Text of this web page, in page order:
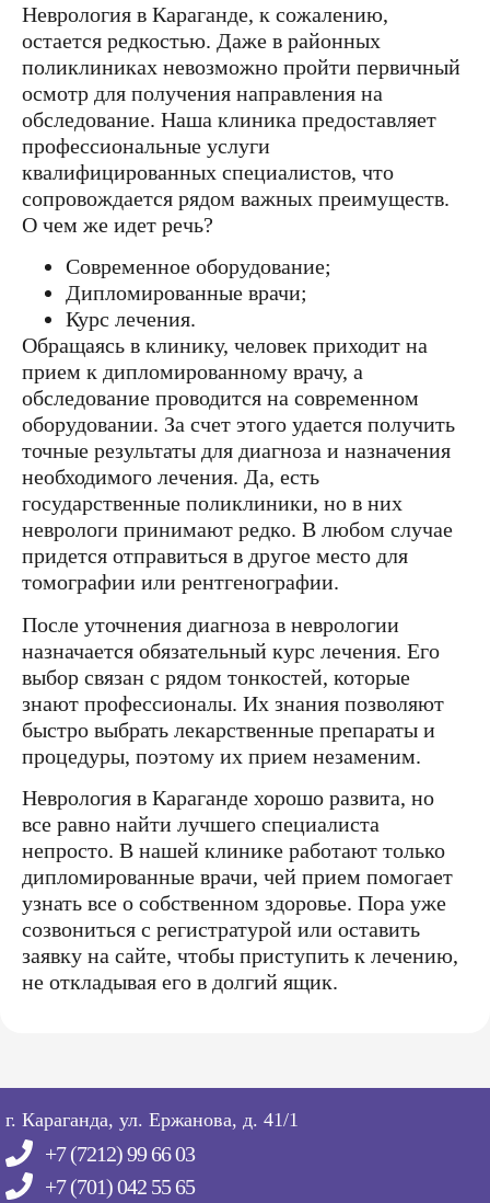
Неврология в Караганде, к сожалению,
остается редкостью. Даже в районных
поликлиниках невозможно пройти первичный
осмотр для получения направления на
обследование. Наша клиника предоставляет
профессиональные услуги
квалифицированных специалистов, что
сопровождается рядом важных преимуществ.
О чем же идет речь?
Современное оборудование;
Дипломированные врачи;
Курс лечения.
Обращаясь в клинику, человек приходит на
прием к дипломированному врачу, а
обследование проводится на современном
оборудовании. За счет этого удается получить
точные результаты для диагноза и назначения
необходимого лечения. Да, есть
государственные поликлиники, но в них
неврологи принимают редко. В любом случае
придется отправиться в другое место для
томографии или рентгенографии.
После уточнения диагноза в неврологии
назначается обязательный курс лечения. Его
выбор связан с рядом тонкостей, которые
знают профессионалы. Их знания позволяют
быстро выбрать лекарственные препараты и
процедуры, поэтому их прием незаменим.
Неврология в Караганде хорошо развита, но
все равно найти лучшего специалиста
непросто. В нашей клинике работают только
дипломированные врачи, чей прием помогает
узнать все о собственном здоровье. Пора уже
созвониться с регистратурой или оставить
заявку на сайте, чтобы приступить к лечению,
не откладывая его в долгий ящик.
г. Караганда, ул. Ержанова, д. 41/1
+7 (7212) 99 66 03
+7 (701) 042 55 65